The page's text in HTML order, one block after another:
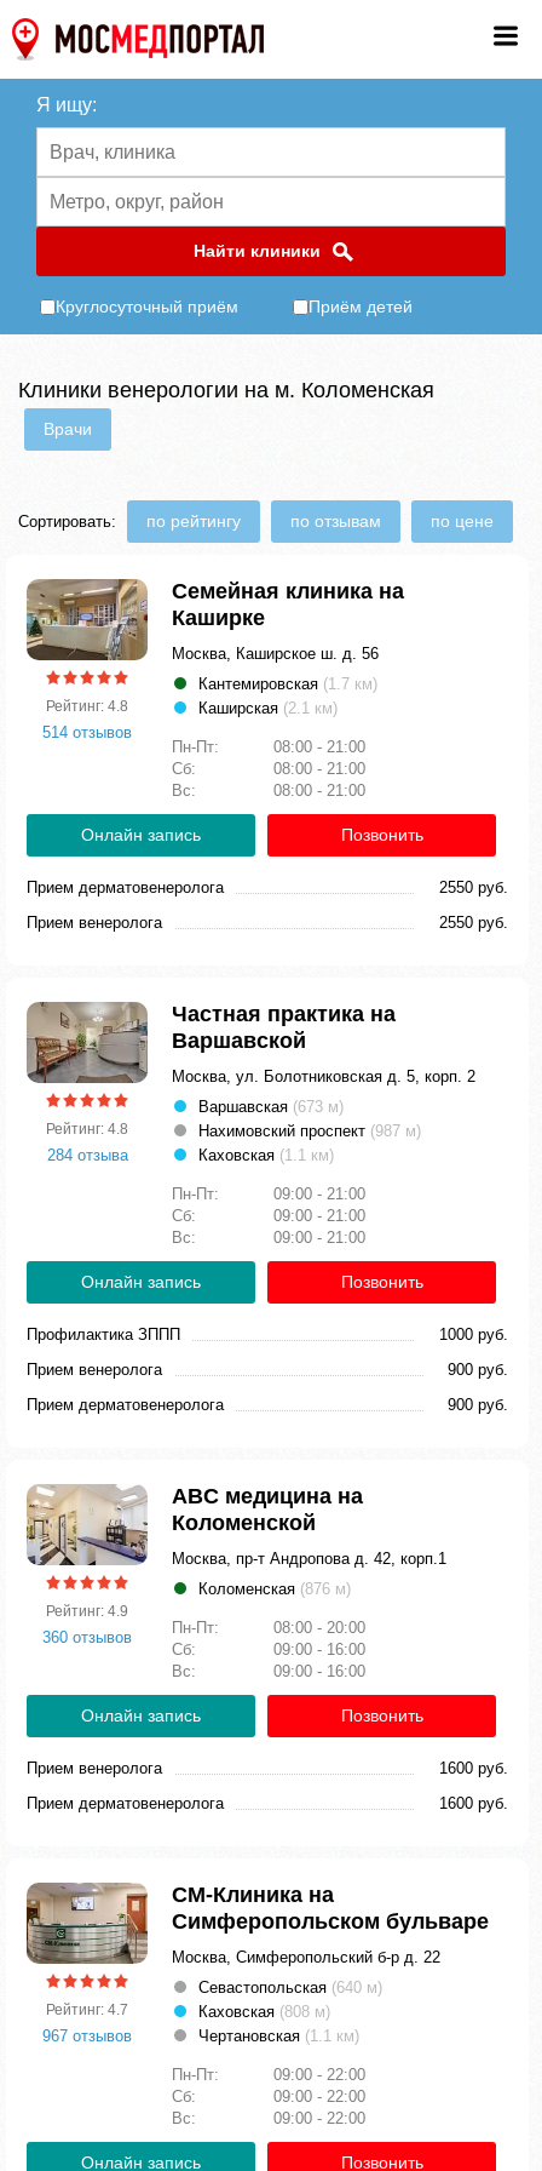
Я ищу:
Найти клиники
Круглосуточный приём Приём детей
Клиники венерологии на м. Коломенская
Врачи
Сортировать: по рейтингу по отзывам по цене
Рейтинг: 4.8
514 отзывов
Семейная клиника на
Каширке
Москва, Каширское ш. д. 56
Кантемировская (1.7 км)
Каширская (2.1 км)
Пн-Пт:
08:00 - 21:00
Сб:
08:00 - 21:00
Вс:
08:00 - 21:00
Онлайн запись Позвонить
Прием дерматовенеролога
2550 руб.
Прием венеролога
2550 руб.
Рейтинг: 4.8
284 отзыва
Частная практика на
Варшавской
Москва, ул. Болотниковская д. 5, корп. 2
Варшавская (673 м)
Нахимовский проспект (987 м)
Каховская (1.1 км)
Пн-Пт:
09:00 - 21:00
Сб:
09:00 - 21:00
Вс:
09:00 - 21:00
Онлайн запись Позвонить
Профилактика ЗППП
1000 руб.
Прием венеролога
900 руб.
Прием дерматовенеролога
900 руб.
Рейтинг: 4.9
360 отзывов
ABC медицина на
Коломенской
Москва, пр-т Андропова д. 42, корп.1
Коломенская (876 м)
Пн-Пт:
08:00 - 20:00
Сб:
09:00 - 16:00
Вс:
09:00 - 16:00
Онлайн запись Позвонить
Прием венеролога
1600 руб.
Прием дерматовенеролога
1600 руб.
Рейтинг: 4.7
967 отзывов
СМ-Клиника на
Симферопольском бульваре
Москва, Симферопольский б-р д. 22
Севастопольская (640 м)
Каховская (808 м)
Чертановская (1.1 км)
Пн-Пт:
09:00 - 22:00
Сб:
09:00 - 22:00
Вс:
09:00 - 22:00
Онлайн запись Позвонить